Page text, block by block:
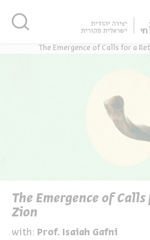
The Emergence of Calls for a
The Emergence of
Zion
with: Prof. Isaiah Gafni